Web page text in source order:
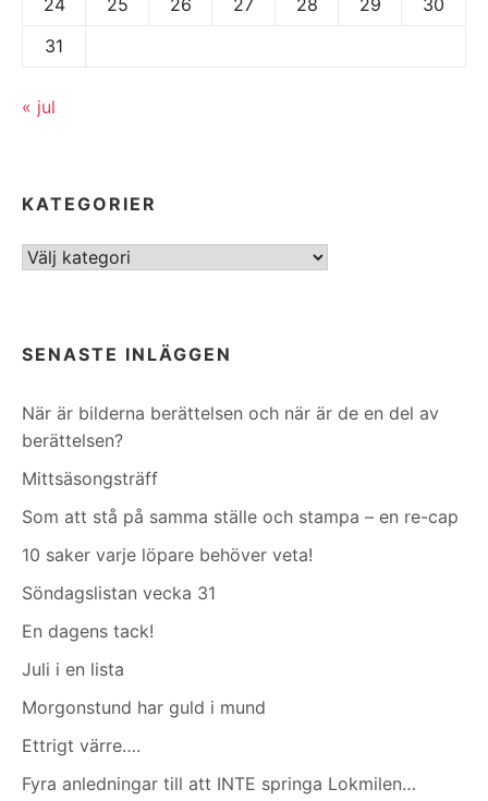
24
25 26 27 28 29
30
31
« jul
KATEGORIER
Kategorier
SENASTE INLÄGGEN
När är bilderna berättelsen och när är de en del av
berättelsen?
Mittsäsongsträff
Som att stå på samma ställe och stampa – en re-cap
10 saker varje löpare behöver veta!
Söndagslistan vecka 31
En dagens tack!
Juli i en lista
Morgonstund har guld i mund
Ettrigt värre….
Fyra anledningar till att INTE springa Lokmilen…